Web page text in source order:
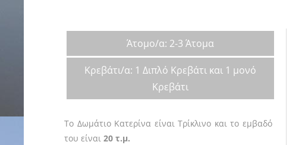
Άτομο/α: 2-3 Άτομα
Κρεβάτι/α: 1 Διπλό Κρεβάτι και 1 μονό
Κρεβάτι
To Δωμάτιο Κατερίνα είναι Τρίκλινο και το εμβαδό
του είναι20 τ.μ.